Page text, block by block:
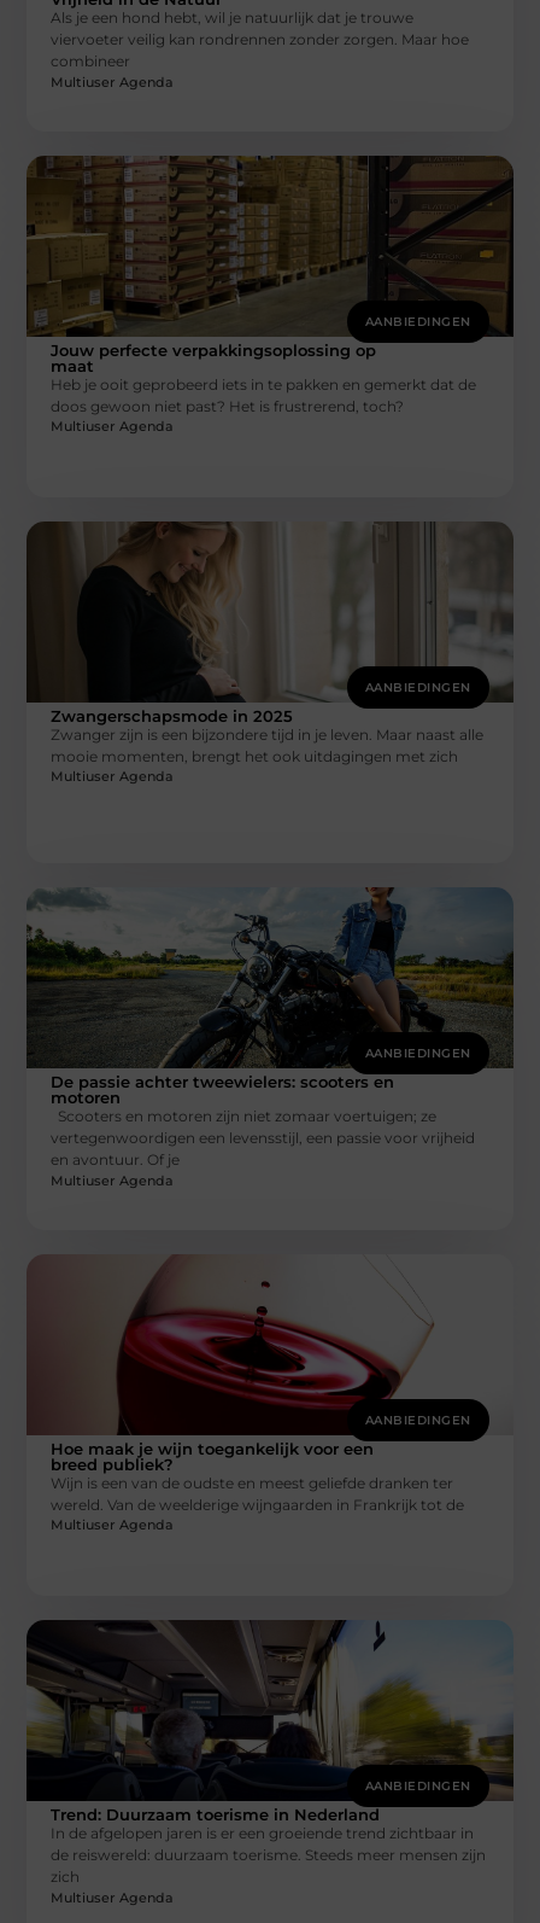
Als je een hond hebt, wil je natuurlijk dat je trouwe
viervoeter veilig kan rondrennen zonder zorgen. Maar hoe
combineer
Multiuser Agenda
AANBIEDINGEN
Jouw perfecte verpakkingsoplossing op
maat
Heb je ooit geprobeerd iets in te pakken en gemerkt dat de
doos gewoon niet past? Het is frustrerend, toch?
Multiuser Agenda
AANBIEDINGEN
Zwangerschapsmode in 2025
Zwanger zijn is een bijzondere tijd in je leven. Maar naast alle
mooie momenten, brengt het ook uitdagingen met zich
Multiuser Agenda
AANBIEDINGEN
De passie achter tweewielers: scooters en
motoren
Scooters en motoren zijn niet zomaar voertuigen; ze
vertegenwoordigen een levensstijl, een passie voor vrijheid
en avontuur. Of je
Multiuser Agenda
AANBIEDINGEN
Hoe maak je wijn toegankelijk voor een
breed publiek?
Wijn is een van de oudste en meest geliefde dranken ter
wereld. Van de weelderige wijngaarden in Frankrijk tot de
Multiuser Agenda
AANBIEDINGEN
Trend: Duurzaam toerisme in Nederland
In de afgelopen jaren is er een groeiende trend zichtbaar in
de reiswereld: duurzaam toerisme. Steeds meer mensen zijn
zich
Multiuser Agenda